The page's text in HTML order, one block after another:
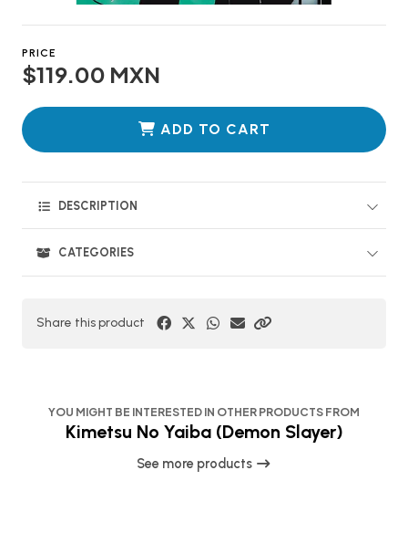
PRICE
$119.00 MXN
ADD TO CART
DESCRIPTION
CATEGORIES
Share this product
YOU MIGHT BE INTERESTED IN OTHER PRODUCTS FROM
Kimetsu No Yaiba (Demon Slayer)
See more products